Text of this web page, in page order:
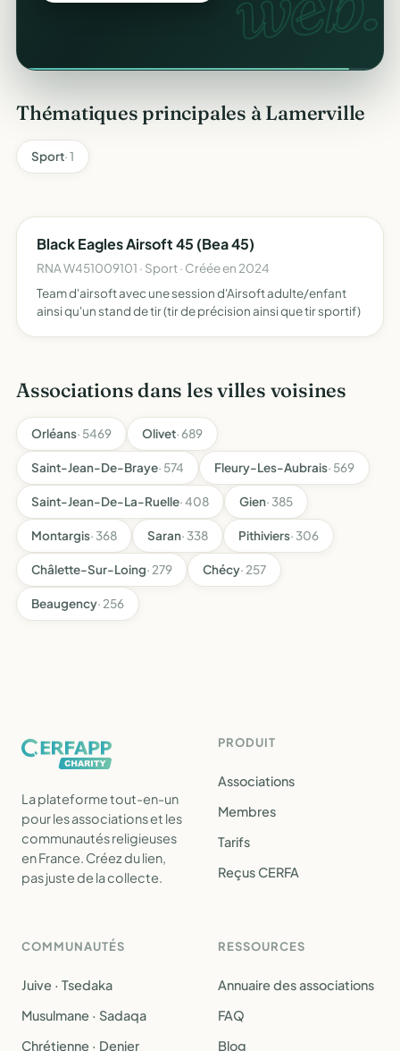
Thématiques principales à Lamerville
Sport· 1
Black Eagles Airsoft 45 (Bea 45)
RNA W451009101 · Sport · Créée en 2024
Team d'airsoft avec une session d'Airsoft adulte/enfant
ainsi qu'un stand de tir (tir de précision ainsi que tir sportif)
Associations dans les villes voisines
Orléans· 5469 Olivet· 689
Saint-Jean-De-Braye· 574 Fleury-Les-Aubrais· 569
Saint-Jean-De-La-Ruelle· 408 Gien· 385
Montargis· 368 Saran· 338 Pithiviers· 306
Châlette-Sur-Loing· 279 Chécy· 257
Beaugency· 256
La plateforme tout-en-un
pour les associations et les
communautés religieuses
en France. Créez du lien,
pas juste de la collecte.
PRODUIT
Associations
Membres
Tarifs
Reçus CERFA
COMMUNAUTÉS
Juive · Tsedaka
Musulmane · Sadaqa
Chrétienne · Denier
RESSOURCES
Annuaire des associations
FAQ
Blog